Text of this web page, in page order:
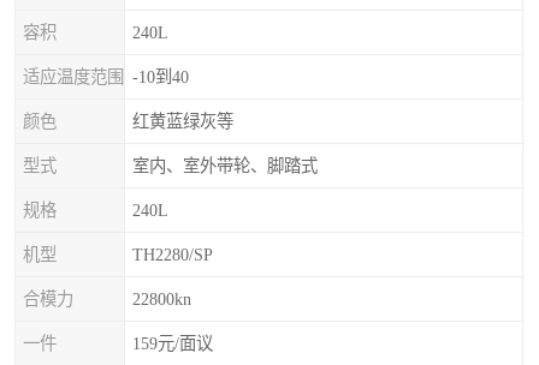
容积 240L
适应温度范围 -10到40
颜色 红黄蓝绿灰等
型式 室内、室外带轮、脚踏式
规格 240L
机型 TH2280/SP
合模力 22800kn
一件 159元/面议